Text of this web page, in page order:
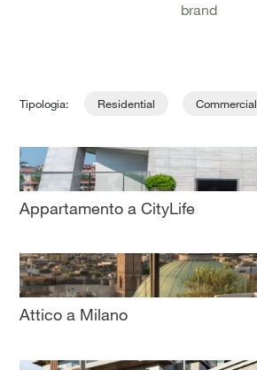
brand
Tipologia: Residential Commercial
Appartamento a CityLife
Attico a Milano